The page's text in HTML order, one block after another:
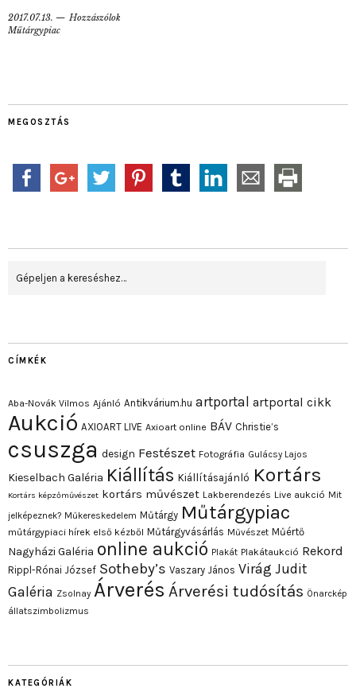
2017.07.13.
Hozzászólok
Műtárgypiac
MEGOSZTÁS
CÍMKÉK
Aba-Novák Vilmos Ajánló Antikvárium.hu artportal artportal cikk
Aukció AXIOART LIVE Axioart online BÁV Christie’s
csuszga design Festészet Fotográfia Gulácsy Lajos
Kieselbach Galéria Kiállítás Kiállításajánló Kortárs
Kortárs képzőművészet kortárs művészet Lakberendezés Live aukció Mit
jelképeznek? Műkereskedelem Műtárgy Műtárgypiac
műtárgypiaci hírek első kézből Műtárgyvásárlás Művészet Műértő
Nagyházi Galéria online aukció Plakát Plakátaukció Rekord
Rippl-Rónai József Sotheby’s Vaszary János Virág Judit
Galéria Zsolnay Árverés Árverési tudósítás Önarckép
állatszimbolizmus
KATEGÓRIÁK